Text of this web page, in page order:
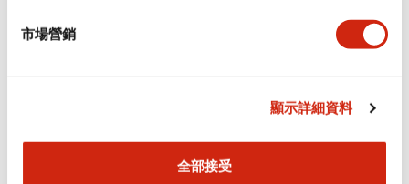
市場營銷
顯示詳細資料
全部接受
認證與標準